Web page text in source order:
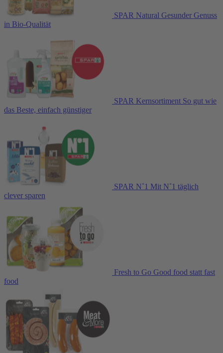
SPAR Natural Gesunder Genuss
in Bio-Qualität
SPAR Kernsortiment So gut wie
das Beste, einfach günstiger
SPAR N˚1 Mit N˚1 täglich
clever sparen
Fresh to Go Good food statt fast
food